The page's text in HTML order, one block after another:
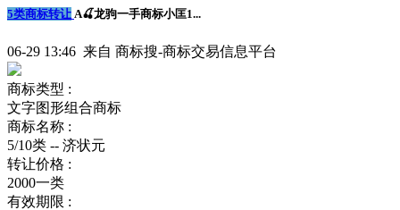
5类商标转让 A🍒龙驹一手商标小匡1...
06-29 13:46 来自 商标搜-商标交易信息平台
商标类型 :
文字图形组合商标
商标名称 :
5/10类 -- 济状元
转让价格 :
2000一类
有效期限 :